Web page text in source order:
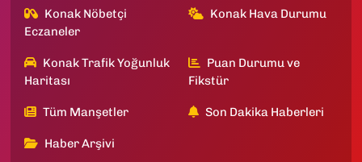
Konak Nöbetçi
Eczaneler
Konak Hava Durumu
Konak Trafik Yoğunluk
Haritası
Puan Durumu ve
Fikstür
Tüm Manşetler Son Dakika Haberleri
Haber Arşivi